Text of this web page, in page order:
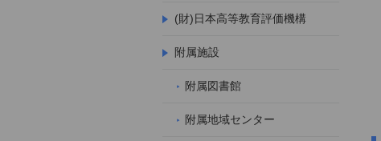
(財)日本高等教育評価機構
附属施設
附属図書館
附属地域センター